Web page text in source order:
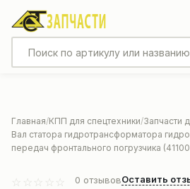
Главная КПП для спецтехники Запчасти
Вал статора гидротрансформатора
передач фронтального погрузчика
0 отзывовОставить